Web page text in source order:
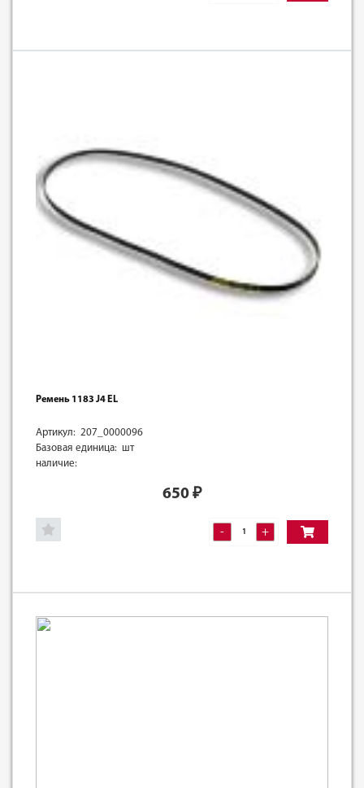
Ремень 1183 J4 EL
Артикул: 207_0000096
Базовая единица: шт
наличие:
650 ₽
- +